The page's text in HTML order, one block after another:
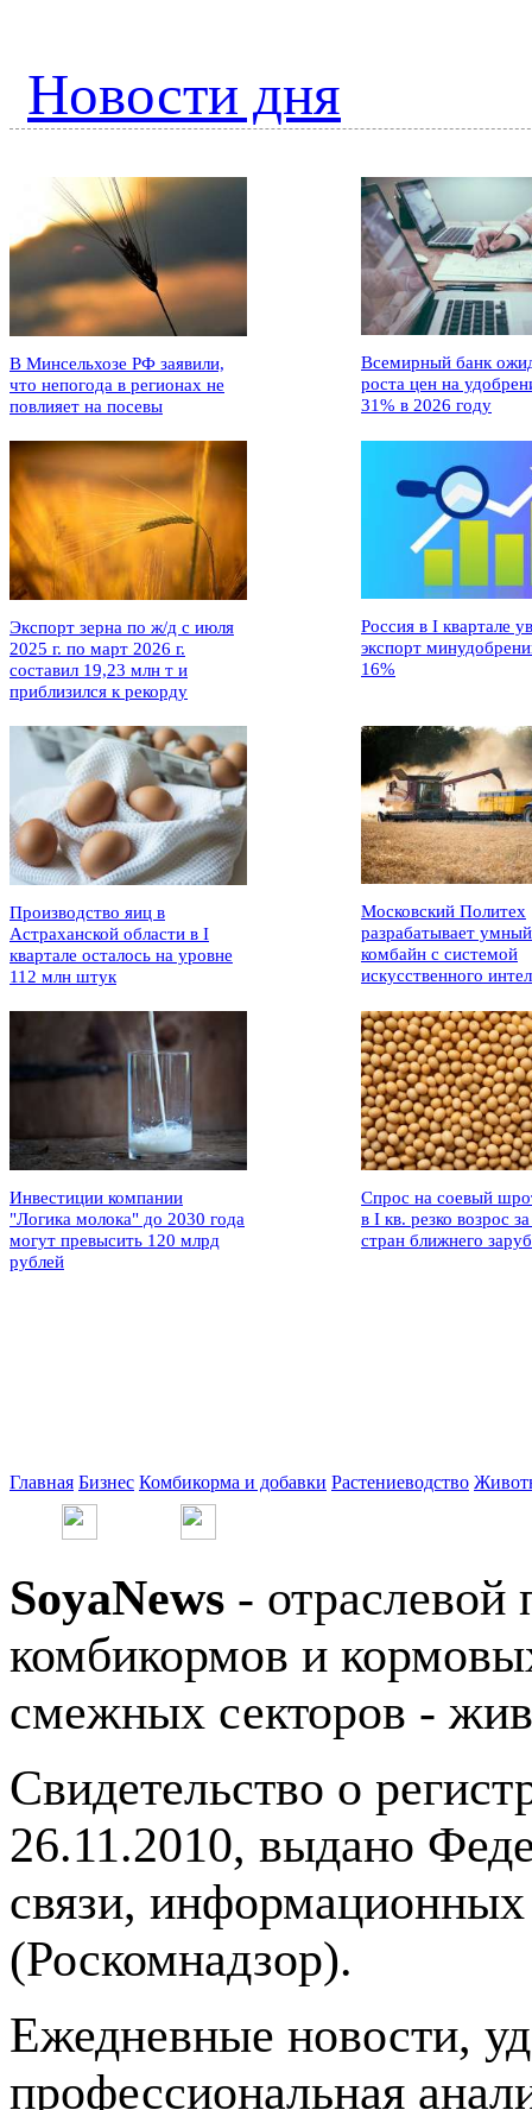
Новости дня
В Минсельхозе РФ заявили,
что непогода в регионах не
повлияет на посевы
Всемирный банк
роста цен на
31% в 2026 году
Экспорт зерна по ж/д с июля
2025 г. по март 2026 г.
составил 19,23 млн т и
приблизился к рекорду
Россия в I квартале
экспорт
16%
Производство яиц в
Астраханской области в I
квартале осталось на уровне
112 млн штук
Московский Политех
разрабатывает умный
комбайн с системой
искусственного
Инвестиции компании
"Логика молока" до 2030 года
могут превысить 120 млрд
рублей
Спрос на соевый
в I кв. резко возрос
стран ближнего
Главная Бизнес Комбикорма и добавки Растениеводство
SoyaNews - отраслевой
комбикормов и
смежных секторов -
Свидетельство о
26.11.2010, выдано
связи,
(Роскомнадзор).
Ежедневные новости,
профессиональная